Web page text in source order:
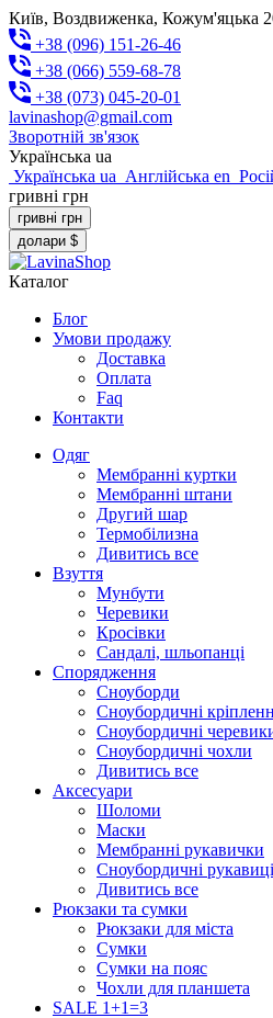
Київ, Воздвиженка, Кожум'яцька
+38 (096) 151-26-46
+38 (066) 559-68-78
+38 (073) 045-20-01
lavinashop@gmail.com
Зворотній зв'язок
Українська ua
Українська ua Англійська en
гривні грн
гривні грн
долари $
Каталог
Блог
Умови продажу
Доставка
Оплата
Faq
Контакти
Одяг
Мембранні куртки
Мембранні штани
Другий шар
Термобілизна
Дивитись все
Взуття
Мунбути
Черевики
Кросівки
Сандалі, шльопанці
Спорядження
Сноуборди
Сноубордичні
Сноубордичні
Сноубордичні чохли
Дивитись все
Аксесуари
Шоломи
Маски
Мембранні рукавички
Сноубордичні рукавиці
Дивитись все
Рюкзаки та сумки
Рюкзаки для міста
Сумки
Сумки на пояс
Чохли для планшета
SALE 1+1=3